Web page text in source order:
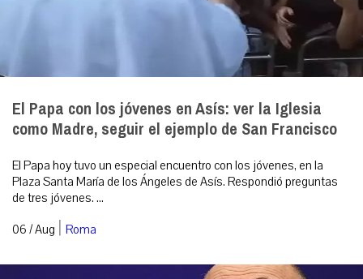
El Papa con los jóvenes en Asís: ver la Iglesia
como Madre, seguir el ejemplo de San Francisco
El Papa hoy tuvo un especial encuentro con los jóvenes, en la
Plaza Santa María de los Ángeles de Asís. Respondió preguntas
de tres jóvenes. ...
06 / Aug | Roma